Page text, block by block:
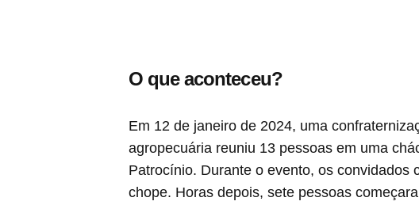
O que aconteceu?
Em 12 de janeiro de 2024, uma
agropecuária reuniu 13 pessoas em uma
Patrocínio. Durante o evento, os convidados
chope. Horas depois, sete pessoas